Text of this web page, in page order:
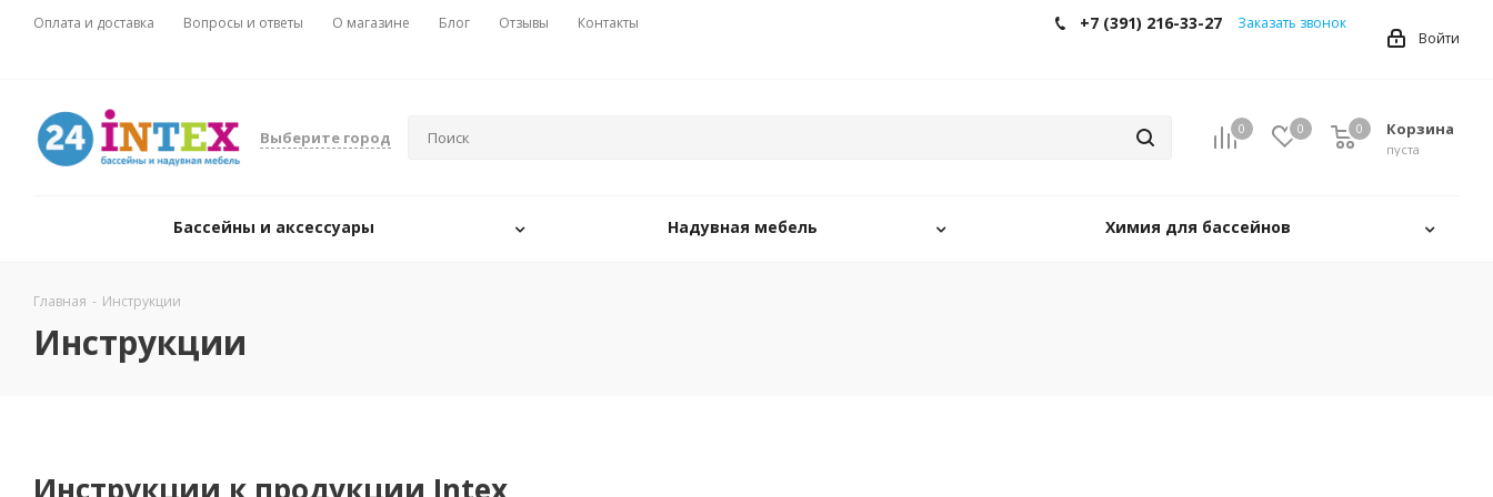
Оплата и доставка Вопросы и ответы О магазине Блог Отзывы
Контакты
Войти
+7 (391) 216-33-27 Заказать звонок
Выберите город 0 0 Корзина
0
пуста
0
Бассейны и аксессуары Надувная мебель Химия для бассейнов
Главная - Инструкции
Инструкции